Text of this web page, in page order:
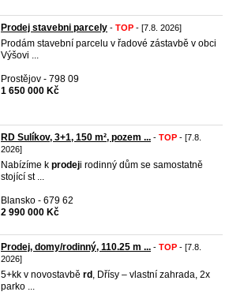
Prodej stavebni parcely - TOP - [7.8. 2026]
Prodám stavební parcelu v řadové zástavbě v obci
Výšovi ...
Prostějov - 798 09
1 650 000 Kč
RD Sulíkov, 3+1, 150 m², pozem ... - TOP - [7.8.
2026]
Nabízíme k prodeji rodinný dům se samostatně
stojící st ...
Blansko - 679 62
2 990 000 Kč
Prodej, domy/rodinný, 110.25 m ... - TOP - [7.8.
2026]
5+kk v novostavbě rd , Dřísy – vlastní zahrada, 2x
parko ...